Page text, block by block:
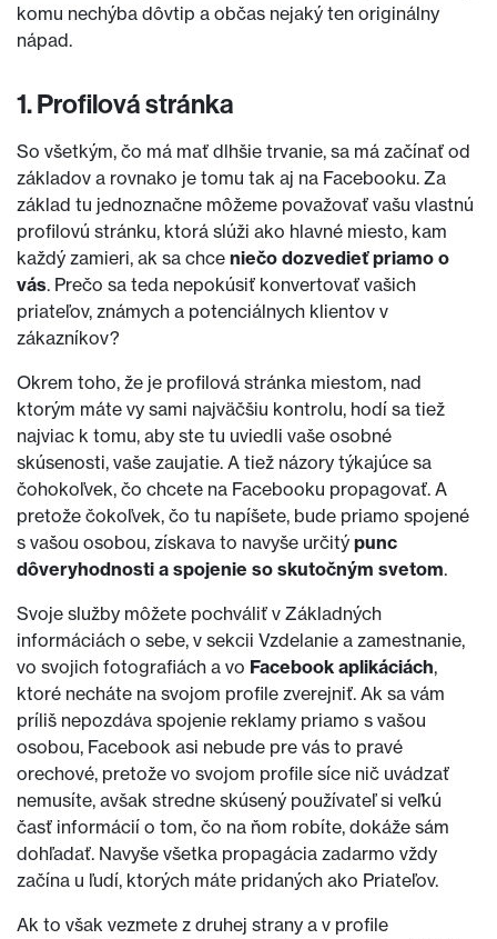
komu nechýba dôvtip a občas nejaký ten originálny
nápad.
1. Profilová stránka
So všetkým, čo má mať dlhšie trvanie, sa má začínať od
základov a rovnako je tomu tak aj na Facebooku. Za
základ tu jednoznačne môžeme považovať vašu vlastnú
profilovú stránku, ktorá slúži ako hlavné miesto, kam
každý zamieri, ak sa chce niečo dozvedieť priamo o
vás. Prečo sa teda nepokúsiť konvertovať vašich
priateľov, známych a potenciálnych klientov v
zákazníkov?
Okrem toho, že je profilová stránka miestom, nad
ktorým máte vy sami najväčšiu kontrolu, hodí sa tiež
najviac k tomu, aby ste tu uviedli vaše osobné
skúsenosti, vaše zaujatie. A tiež názory týkajúce sa
čohokoľvek, čo chcete na Facebooku propagovať. A
pretože čokoľvek, čo tu napíšete, bude priamo spojené
s vašou osobou, získava to navyše určitý punc
dôveryhodnosti a spojenie so skutočným svetom.
Svoje služby môžete pochváliť v Základných
informáciách o sebe, v sekcii Vzdelanie a zamestnanie,
vo svojich fotografiách a vo Facebook aplikáciách,
ktoré necháte na svojom profile zverejniť. Ak sa vám
príliš nepozdáva spojenie reklamy priamo s vašou
osobou, Facebook asi nebude pre vás to pravé
orechové, pretože vo svojom profile síce nič uvádzať
nemusíte, avšak stredne skúsený používateľ si veľkú
časť informácií o tom, čo na ňom robíte, dokáže sám
dohľadať. Navyše všetka propagácia zadarmo vždy
začína u ľudí, ktorých máte pridaných ako Priateľov.
Ak to však vezmete z druhej strany a v profile